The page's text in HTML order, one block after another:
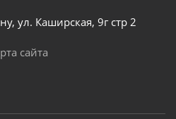
ул. Каширская, 9г стр 2
сайта